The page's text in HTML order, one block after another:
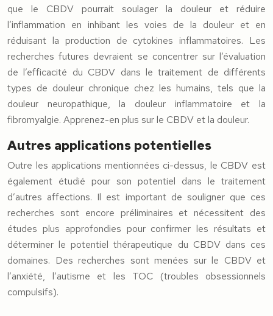
que le CBDV pourrait soulager la douleur et réduire
l’inflammation en inhibant les voies de la douleur et en
réduisant la production de cytokines inflammatoires. Les
recherches futures devraient se concentrer sur l’évaluation
de l’efficacité du CBDV dans le traitement de différents
types de douleur chronique chez les humains, tels que la
douleur neuropathique, la douleur inflammatoire et la
fibromyalgie. Apprenez-en plus sur le CBDV et la douleur.
Autres applications potentielles
Outre les applications mentionnées ci-dessus, le CBDV est
également étudié pour son potentiel dans le traitement
d’autres affections. Il est important de souligner que ces
recherches sont encore préliminaires et nécessitent des
études plus approfondies pour confirmer les résultats et
déterminer le potentiel thérapeutique du CBDV dans ces
domaines. Des recherches sont menées sur le CBDV et
l’anxiété, l’autisme et les TOC (troubles obsessionnels
compulsifs).